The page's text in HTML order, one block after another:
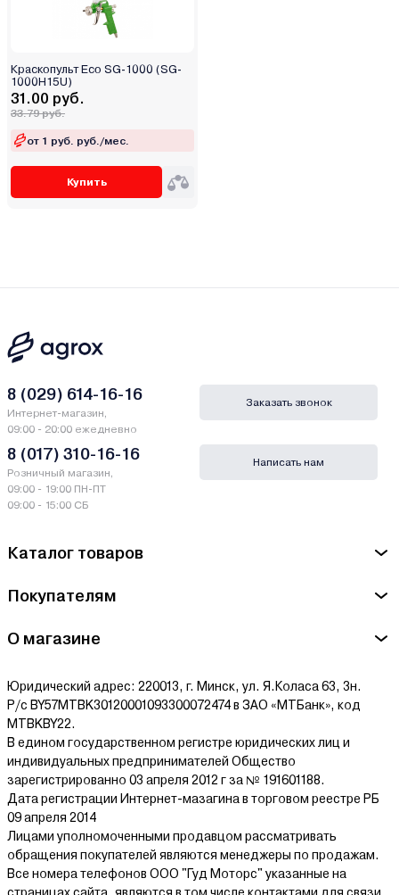
Краскопульт Eco SG-1000 (SG-
1000H15U)
31.00 руб.
33.79 руб.
от 1 руб. руб./мес.
Купить
Каталог товаров
Покупателям
О магазине
Юридический адрес: 220013, г. Минск, ул. Я.Коласа 63, 3н.
Р/с BY57MTBK30120001093300072474 в ЗАО «МТБанк», код
MTBKBY22.
В едином государственном регистре юридических лиц и
индивидуальных предпринимателей Общество
зарегистрированно 03 апреля 2012 г за № 191601188.
Дата регистрации Интернет-мазагина в торговом реестре РБ
09 апреля 2014
Лицами уполномоченными продавцом рассматривать
обращения покупателей являются менеджеры по продажам.
Все номера телефонов ООО "Гуд Моторс" указанные на
8 (029) 614-16-16
Интернет-магазин,
09:00 - 20:00 ежедневно
8 (017) 310-16-16
Розничный магазин,
09:00 - 19:00 ПН-ПТ
09:00 - 15:00 СБ
Заказать звонок
Написать нам